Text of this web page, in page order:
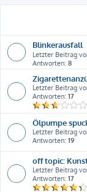
Blinkerausfall
Letzter Beitrag
Antworten: 8
Letzter Beitrag
Antworten: 17
Ölpumpe
Letzter Beitrag
Antworten: 19
off topic:
Letzter Beitrag
Antworten: 17